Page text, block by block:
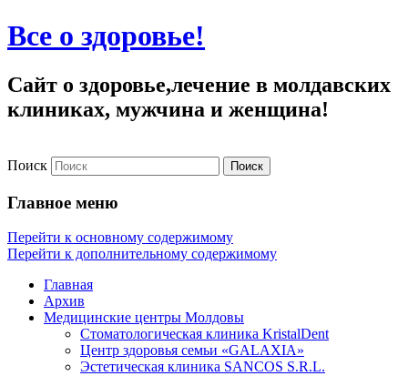
Все о здоровье!
Сайт о здоровье,лечение в молдавских
клиниках, мужчина и женщина!
Поиск
Главное меню
Перейти к основному содержимому
Перейти к дополнительному содержимому
Главная
Архив
Медицинские центры Молдовы
Стоматологическая клиника KristalDent
Центр здоровья семьи «GALAXIA»
Эстетическая клиника SANCOS S.R.L.